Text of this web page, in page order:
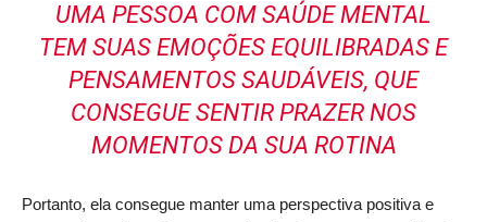
UMA PESSOA COM SAÚDE MENTAL
TEM SUAS EMOÇÕES EQUILIBRADAS E
PENSAMENTOS SAUDÁVEIS, QUE
CONSEGUE SENTIR PRAZER NOS
MOMENTOS DA SUA ROTINA
Portanto, ela consegue manter uma perspectiva positiva e